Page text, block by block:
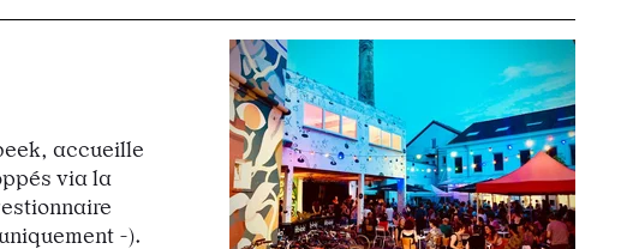
accueille
via la
-).